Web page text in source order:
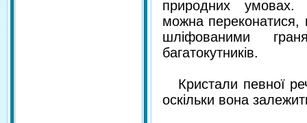
природних умовах.
можна переконатися,
шліфованими
багатокутників.
Кристали певної
оскільки вона